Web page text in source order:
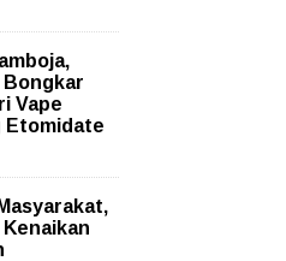
Bongkar
Vape
Etomidate
Kenaikan